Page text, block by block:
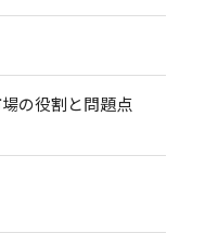
の役割と問題点